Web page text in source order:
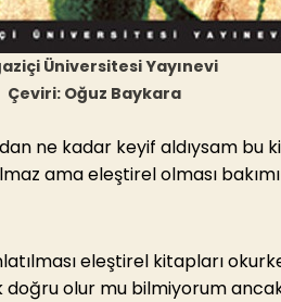
Üniversitesi Yayınevi
Çeviri: Oğuz Baykara
ne kadar keyif aldıysam
ama eleştirel olması
eleştirel kitapları
olur mu bilmiyorum